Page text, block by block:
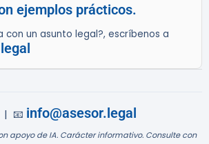
ejemplos prácticos.
con un asunto legal?, escríbenos a
| 📧 info@asesor.legal
apoyo de IA. Carácter informativo. Consulte con